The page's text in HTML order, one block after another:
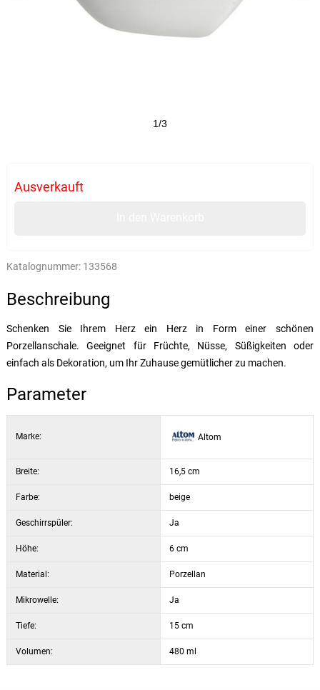
1/3
Ausverkauft
Katalognummer: 133568
Beschreibung
Schenken Sie Ihrem Herz ein Herz in Form einer schönen
Porzellanschale. Geeignet für Früchte, Nüsse, Süßigkeiten oder
einfach als Dekoration, um Ihr Zuhause gemütlicher zu machen.
Parameter
Marke: Altom
Breite: 16,5 cm
Farbe: beige
Geschirrspüler: Ja
Höhe: 6 cm
Material: Porzellan
Mikrowelle: Ja
Tiefe: 15 cm
Volumen: 480 ml